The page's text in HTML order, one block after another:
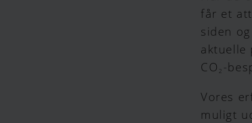
får et
siden
aktuelle
CO 2 -
Vores
muligt